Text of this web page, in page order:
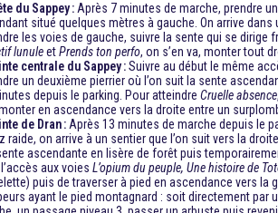
du Sappey : Après 7 minutes de marche, prendre
situé quelques mètres à gauche. On arrive
les voies de gauche, suivre la sente qui se dirige
lunuleetPrends ton perfo, on s’en va, monter tout
centrale du Sappey :Suivre au début le même
un deuxième pierrier où l’on suit la sente
depuis le parking. Pour atteindre Cruelle absence
en ascendance vers la droite entre un
de Dran : Après 13 minutes de marche depuis le
raide, on arrive à un sentier que l’on suit vers la
ascendante en lisère de forêt puis
aux voies L’opium du peuple, Une histoire de
puis de traverser à pied en ascendance vers la
ayant le pied montagnard : soit directement par